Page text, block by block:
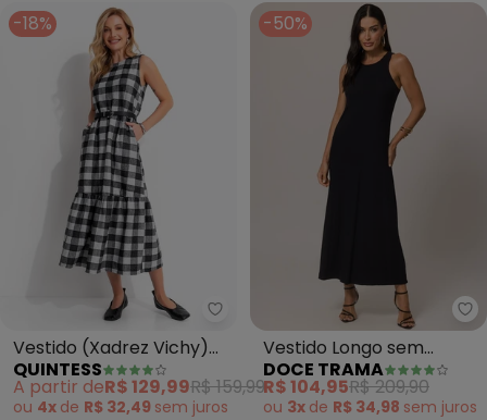
-18%
Quintess - Vestido (Xadrez
Vestido (Xadrez Vichy)
em Malha Flanela
QUINTESS
A partir deR$ 129,99R$ 159,99
ou 4x de R$ 32,49 sem juros
-50%
Vestido Longo sem
Manga em Ribana
(Preto)
DOCE TRAMA
R$ 104,95R$ 209,90
ou 3x de R$ 34,98 sem juros